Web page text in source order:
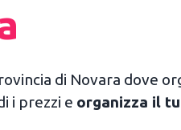
di Novara dove
i prezzi e organizza il